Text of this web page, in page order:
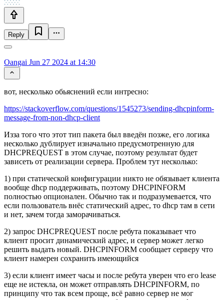
Reply
Oangai Jun 27 2024 at 14:30
вот, несколько обьяснений если интресно:
https://stackoverflow.com/questions/1545273/sending-dhcpinform-
message-from-non-dhcp-client
Изза того что этот тип пакета был введён позже, его логика
несколько дублирует изначально предусмотренную для
DHCPREQUEST в этом случае, поэтому результат будет
зависеть от реализации сервера. Проблем тут несколько:
1) при статической конфигурации никто не обязывает клиента
вообще dhcp поддерживать, поэтому DHCPINFORM
полностью опционален. Обычно так и подразумевается, что
если пользователь внёс статический адрес, то dhcp там в сети
и нет, зачем тогда заморачиваться.
2) запрос DHCPREQUEST после ребута показывает что
клиент просит динамический адрес, и сервер может легко
решить выдать новый. DHCPINFORM сообщает серверу что
клиент намерен сохранить имеющийся
3) если клиент имеет часы и после ребута уверен что его lease
еще не истекла, он может отправлять DHCPINFORM, по
принципу что так всем проще, всё равно сервер не мог